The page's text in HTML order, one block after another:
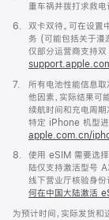
重车祸并拨打求救电
脚
6.
双卡双待。可在设
务 (可能包括关于漫
仅部分运营商支持双
脚
7.
所有电池性能信息取
他因素，实际结果可
续航时间和充电周期
特定 iPhone 机型进
apple.com.cn/
脚
8.
使用 eSIM 需要选
陆仅支持激活型号
线下营业厅核验身份
何在中国大陆激活
为预计时间，实际发货